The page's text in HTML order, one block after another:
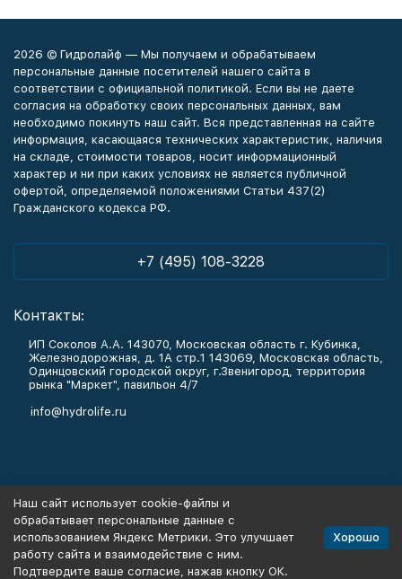
2026 © Гидролайф — Мы получаем и обрабатываем
персональные данные посетителей нашего сайта в
соответствии с официальной политикой. Если вы не даете
согласия на обработку своих персональных данных, вам
необходимо покинуть наш сайт. Вся представленная на сайте
информация, касающаяся технических характеристик, наличия
на складе, стоимости товаров, носит информационный
характер и ни при каких условиях не является публичной
офертой, определяемой положениями Статьи 437(2)
Гражданского кодекса РФ.
+7 (495) 108-3228
Контакты:
ИП Соколов А.А. 143070, Московская область г. Кубинка,
Железнодорожная, д. 1А стр.1 143069, Московская область,
Одинцовский городской округ, г.Звенигород, территория
рынка "Маркет", павильон 4/7
info@hydrolife.ru
Информация
Наш сайт использует cookie-файлы и
обрабатывает персональные данные с
использованием Яндекс Метрики. Это улучшает
работу сайта и взаимодействие с ним.
Подтвердите ваше согласие, нажав кнопку ОК.
Хорошо